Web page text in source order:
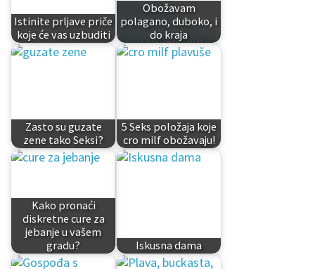
Istinite prljave priče
koje će vas uzbuditi
Obožavam
polagano, duboko, i
do kraja
Zasto su guzate
zene tako Seksi?
5 Seks položaja koje
cro milf obožavaju!
Kako pronaći
diskretne cure za
jebanje u vašem
gradu?
Iskusna dama